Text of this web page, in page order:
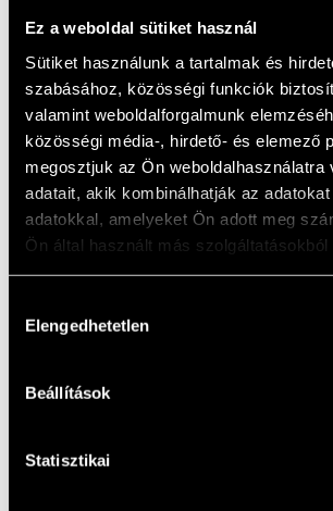
Ez a weboldal sütiket használ
Sütiket használunk a tartalmak és
szabásához, közösségi funkciók
valamint weboldalforgalmunk
közösségi média-, hirdető- és elemező
megosztjuk az Ön weboldalhasználatra
adatait, akik kombinálhatják az
adatokkal, amelyeket Ön adott meg
Ön által használt más szolgáltatásokból
kiválasztása
Elengedhetetlen
Beállítások
Statisztikai
MAGYAR CÍM
IDEGEN
ANGOL CÍM
Images-instants I - V / Snapshots I - V
A MŰ
KELETKEZÉSI
2002
TÍPUS Szólóhang(ok)ra és
ELŐADÓK
SZÁMA
5
ELŐADÓI
S. - cl. - arpa - vl., cb.
IDŐTARTAM
SZÖVEG SHIKI, Masaoka / TAKUBOKU,